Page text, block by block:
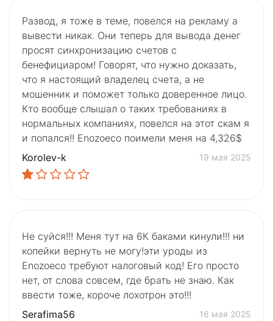
Развод, я тоже в теме, повелся на рекламу а
вывести никак. Они теперь для вывода денег
просят синхронизацию счетов с
бенефициаром! Говорят, что нужно доказать,
что я настоящий владелец счета, а не
мошенник и поможет только доверенное лицо.
Кто вообще слышал о таких требованиях в
нормальных компаниях, повелся на этот скам я
и попался!! Enozoeco поимели меня на 4,326$
Korolev-k
19 мая 2025
Не суйся!!! Меня тут на 6К баками кинули!!! ни
копейки вернуть не могу!эти уроды из
Enozoeco требуют налоговый код! Его просто
нет, от слова совсем, где брать не знаю. Как
ввести тоже, короче лохотрон это!!!
Serafima56
16 мая 2025